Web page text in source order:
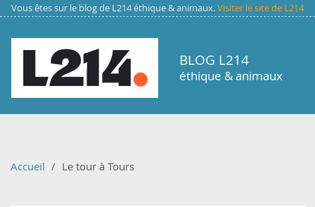
Aller au contenu principal
Vous êtes sur le blog de L214 éthique & animaux.Visiter le site de L214
BLOG L214
éthique & animaux
Accueil Le tour à Tours